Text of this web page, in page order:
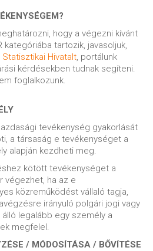
hogy a végezni kívánt
kategóriába tartozik, javasoljuk,
Hivatalt , portálunk
kérdésekben tudnak segíteni.
foglalkozunk.
tevékenység gyakorlását
a társaság e tevékenységet a
alapján kezdheti meg.
kötött tevékenységet a
végezhet, ha az e
közreműködést vállaló tagja,
irányuló polgári jogi vagy
legalább egy személy a
megfelel.
/ MÓDOSÍTÁSA / BŐVÍTÉSE